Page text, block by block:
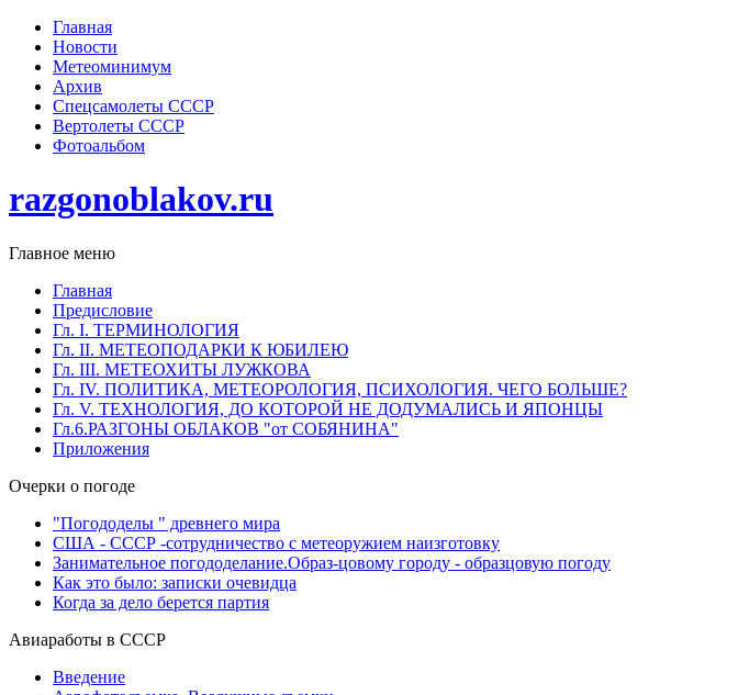
Главная
Новости
Метеоминимум
Архив
Спецсамолеты СССР
Вертолеты СССР
Фотоальбом
razgonoblakov.ru
Главное меню
Главная
Предисловие
Гл. I. ТЕРМИНОЛОГИЯ
Гл. II. МЕТЕОПОДАРКИ К ЮБИЛЕЮ
Гл. III. МЕТЕОХИТЫ ЛУЖКОВА
Гл. IV. ПОЛИТИКА, МЕТЕОРОЛОГИЯ, ПСИХОЛОГИЯ. ЧЕГО БОЛЬШЕ?
Гл. V. ТЕХНОЛОГИЯ, ДО КОТОРОЙ НЕ ДОДУМАЛИСЬ И ЯПОНЦЫ
Гл.6.РАЗГОНЫ ОБЛАКОВ "от СОБЯНИНА"
Приложения
Очерки о погоде
"Погододелы " древнего мира
США - СССР -сотрудничество с метеоружием наизготовку
Занимательное погододелание.Образ-цовому городу - образцовую погоду
Как это было: записки очевидца
Когда за дело берется партия
Авиаработы в СССР
Введение